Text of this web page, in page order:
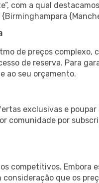
com a qual
de preços complexo,
de reserva. Para
ao seu orçamento.
exclusivas e
comunidade por
competitivos. Embora
que os